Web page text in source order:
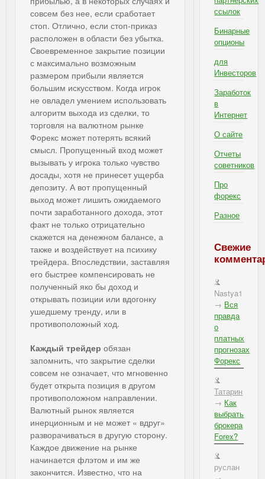
совсем без нее, если сработает
стоп. Отлично, если стоп-приказ
расположен в области без убытка.
Своевременное закрытие позиции
с максимально возможным
размером прибыли является
большим искусством. Когда игрок
не овладел умением использовать
алгоритм выхода из сделки, то
торговля на валютном рынке
Форекс может потерять всякий
смысл. Пропущенный вход может
вызывать у игрока только чувство
досады, хотя не принесет ущерба
депозиту. А вот пропущенный
выход может лишить ожидаемого
почти заработанного дохода, этот
факт не только отрицательно
скажется на денежном балансе, а
также и воздействует на психику
трейдера. Впоследствии, заставляя
его быстрее компенсировать не
полученный яко бы доход и
открывать позиции или вдогонку
ушедшему тренду, или в
противоположный ход.
Каждый трейдер обязан
запомнить, что закрытие сделки
совсем не означает, что мгновенно
будет открыта позиция в другом
противоположном направлении.
Валютный рынок является
инерционным и не может « вдруг»
разворачиваться в другую сторону.
Каждое движение на рынке
начинается флэтом и им же
закончится. Известно, что на
ссылок
Бинарные
опционы
для
Инвесторов
Заработок
в
Интернет
О сайте
Отчеты
советников
Про
форекс
Разное
Свежие
Nastya1
→ Вся
правда
о
платных
прогнозах
Форекс
Татарин
→ Как
выбрать
брокера
Forex?
руслан